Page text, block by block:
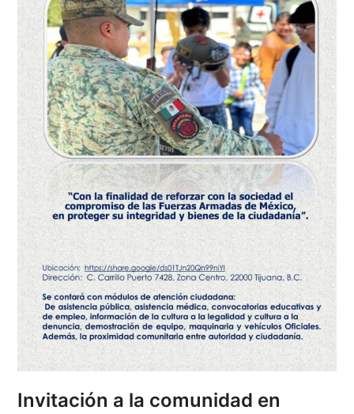
Invitación a la comunidad en